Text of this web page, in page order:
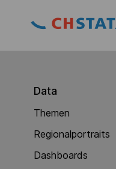
Data
Themen
Regionalportraits
Dashboards